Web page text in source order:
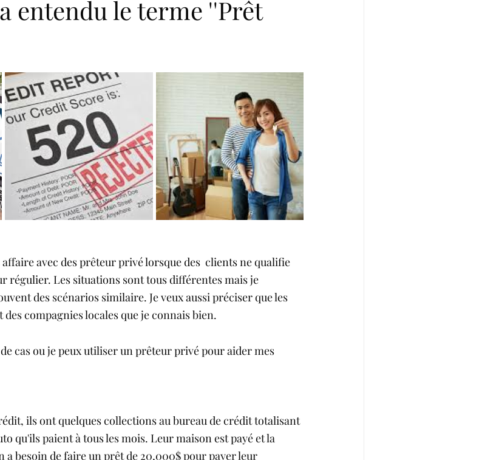
entendu le terme ''Prêt
avec des prêteur privé lorsque des  clients ne qualifie
régulier. Les situations sont tous différentes mais je
des scénarios similaire. Je veux aussi préciser que les
compagnies locales que je connais bien.
cas ou je peux utiliser un prêteur privé pour aider mes
ils ont quelques collections au bureau de crédit totalisant
qu'ils paient à tous les mois. Leur maison est payé et la
a besoin de faire un prêt de 20,000$ pour payer leur